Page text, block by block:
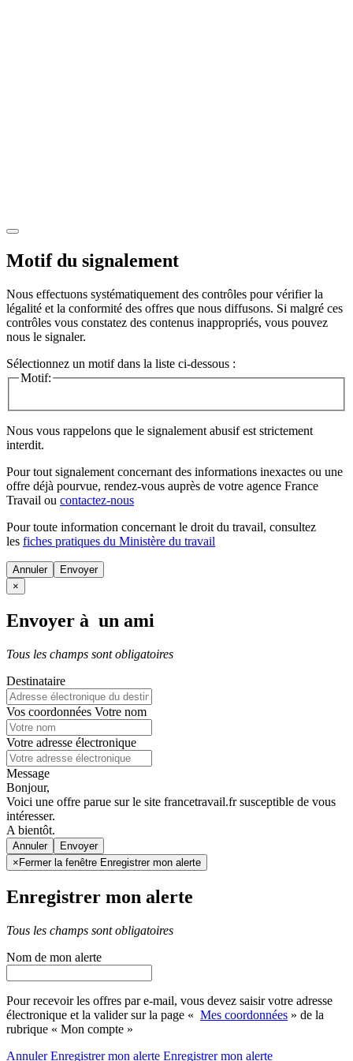
Motif du signalement
Nous effectuons systématiquement des contrôles pour vérifier la
légalité et la conformité des offres que nous diffusons. Si malgré ces
contrôles vous constatez des contenus inappropriés, vous pouvez
nous le signaler.
Sélectionnez un motif dans la liste ci-dessous :
Motif:
Nous vous rappelons que le signalement abusif est strictement
interdit.
Pour tout signalement concernant des informations inexactes ou une
offre déjà pourvue, rendez-vous auprès de votre agence France
Travail ou contactez-nous
Pour toute information concernant le droit du travail, consultez
les fiches pratiques du Ministère du travail
Annuler
×
Envoyer à un ami
Tous les champs sont obligatoires
Destinataire
Vos coordonnées Votre nom
Votre adresse électronique
Message
Bonjour,
Voici une offre parue sur le site francetravail.fr susceptible de vous
intéresser.
A bientôt.
Annuler
× Fermer la fenêtre Enregistrer mon alerte
Enregistrer mon alerte
Tous les champs sont obligatoires
Nom de mon alerte
Pour recevoir les offres par e-mail, vous devez saisir votre adresse
électronique et la valider sur la page « Mes coordonnées » de la
rubrique « Mon compte »
AnnulerEnregistrer mon alerte Enregistrermon alerte